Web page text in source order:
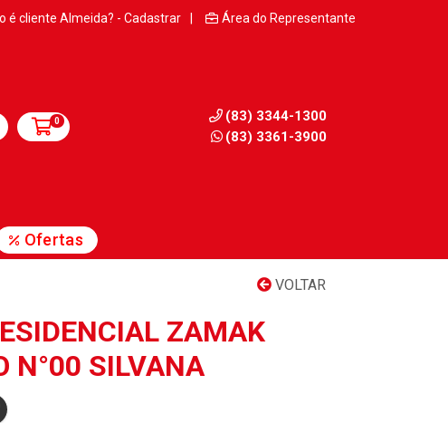
é cliente Almeida? - Cadastrar | Área do Representante
0
(83) 3344-1300
(83) 3361-3900
Ofertas
VOLTAR
ZAMAK
N°00 SILVANA